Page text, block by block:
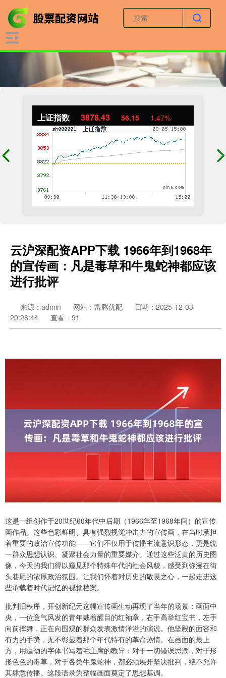
上证指数 3878.43 56.15 1.47%
云沪深配资APP下载 1966年到1968年
的宣传画：凡是毒草和牛鬼蛇神都应该
进行批评
来源：admin 网站：富腾优配
日期：2025-12-03
20:28:44
查看：91
这是一组创作于20世纪60年代中后期（1966年至1968年间）的宣传
画作品。这些色彩鲜明、具有强烈视觉冲击力的宣传画，在当时承担
着重要的政治宣传功能——它们不仅用于传播主流意识形态，更是统
一群众思想认识、凝聚社会力量的重要媒介。通过这些泛黄的历史图
像，今天的我们得以窥见那个特殊年代的社会风貌，感受到弥漫在街
头巷尾的浓厚政治氛围。让我们怀着对历史的敬畏之心，一起走进这
些承载着时代记忆的视觉档案。
批判旧秩序，开创新纪元这幅宣传画生动再现了当年的场景：画面中
央，一位意气风发的青年戴着醒目的红袖章，右手高举红宝书，左手
向前挥舞，正在向围观的群众发表激情洋溢的演说。他坚毅的面容和
有力的手势，无不彰显着那个年代特有的革命热情。在画面的最上
方，用遒劲的字体书写着毛主席的教导：对于一切错误思潮，对于形
形色色的毒草，对于各类牛鬼蛇神，都必须展开坚决批判，绝不允许
其肆意传播。这段语录为整幅画面奠定了思想基调。